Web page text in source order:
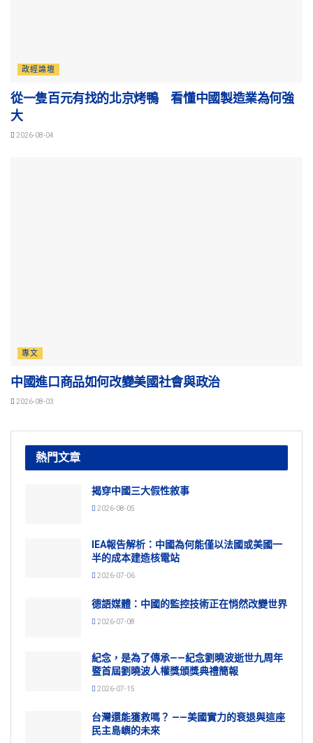
政經論壇
從一隻百元有找的北京烤鴨 看懂中國製造業為何強
大
2026-08-04
專文
中國進口商品如何改變美國社會與政治
2026-08-03
熱門文章
揭穿中國三大假性敘事
2026-08-05
IEA報告解析：中國為何能僅以法國或美國一
半的成本建造核電站
2026-07-06
德語媒體：中國的監控技術正在悄然改變世界
2026-07-08
紀念，是為了傳承——紀念劉曉波逝世九周年
暨首屆劉曉波人權獎頒獎典禮簡報
2026-07-15
台灣還能獲救嗎？ ——美國實力的衰退與這座
民主島嶼的未來